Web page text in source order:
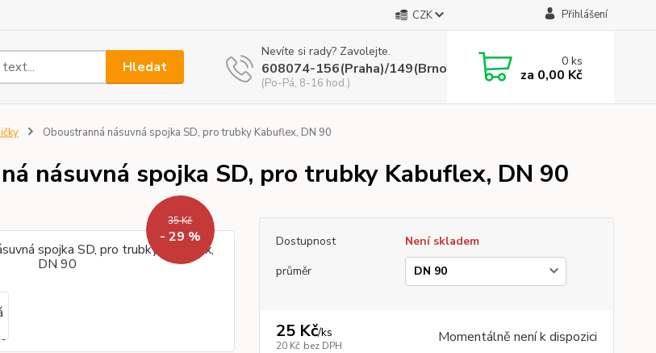
CZK Přihlášení
Hledat
Nevíte si rady? Zavolejte.
608074-156(Praha)/149(Brno)
(Po-Pá, 8-16 hod.)
0ks
za 0,00 Kč
Oboustranná násuvná spojka SD, pro trubky Kabuflex, DN 90
násuvná spojka SD, pro trubky Kabuflex, DN 90
35 Kč
- 29 % Dostupnost
Není skladem
průměr
25 Kč/ks
20 Kč bez DPH Momentálně není k dispozici